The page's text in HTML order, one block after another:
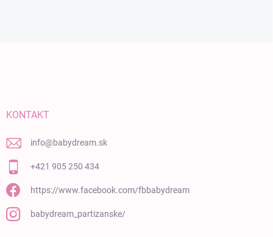
KONTAKT
info@babydream.sk
+421 905 250 434
https://www.facebook.com/fbbabydream
babydream_partizanske/